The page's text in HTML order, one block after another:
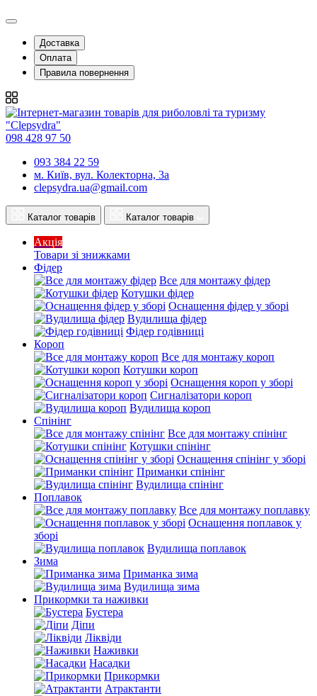
Доставка
Оплата
Правила повернення
098 428 97 50
093 384 22 59
м. Київ, вул. Колекторна, 3а
clepsydra.ua@gmail.com
Каталог товарів Каталог товарів
Акція
Товари зі знижками
Фідер
Все для монтажу фідер
Котушки фідер
Оснащення фідер у зборі
Вудилища фідер
Фідер годівниці
Короп
Все для монтажу короп
Котушки короп
Оснащення короп у зборі
Сигналізатори короп
Вудилища короп
Спінінг
Все для монтажу спінінг
Котушки спінінг
Оснащення спінінг у зборі
Приманки спінінг
Вудилища спінінг
Поплавок
Все для монтажу поплавку
Оснащення поплавок у
зборі
Вудилища поплавок
Зима
Приманка зима
Вудилища зима
Прикормки та наживки
Бустера
Діпи
Ліквіди
Наживки
Насадки
Прикормки
Атрактанти